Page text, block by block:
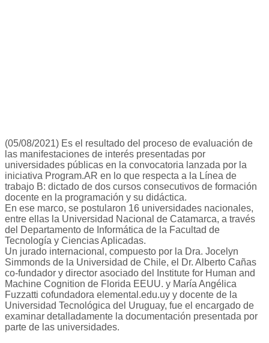
(05/08/2021) Es el resultado del proceso de evaluación de
las manifestaciones de interés presentadas por
universidades públicas en la convocatoria lanzada por la
iniciativa Program.AR en lo que respecta a la Línea de
trabajo B: dictado de dos cursos consecutivos de formación
docente en la programación y su didáctica.
En ese marco, se postularon 16 universidades nacionales,
entre ellas la Universidad Nacional de Catamarca, a través
del Departamento de Informática de la Facultad de
Tecnología y Ciencias Aplicadas.
Un jurado internacional, compuesto por la Dra. Jocelyn
Simmonds de la Universidad de Chile, el Dr. Alberto Cañas
co-fundador y director asociado del Institute for Human and
Machine Cognition de Florida EEUU. y María Angélica
Fuzzatti cofundadora elemental.edu.uy y docente de la
Universidad Tecnológica del Uruguay, fue el encargado de
examinar detalladamente la documentación presentada por
parte de las universidades.